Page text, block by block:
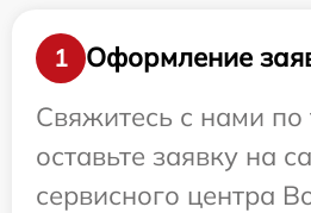
1
Оформление
Свяжитесь с нами
оставьте заявку на
сервисного центра